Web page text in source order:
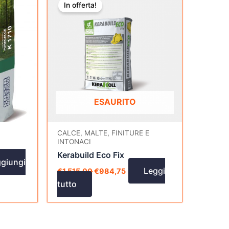
ESAURITO
In offerta!
CALCE, MALTE, FINITURE E
INTONACI
Kerabuild Eco Fix
€1.515,00
originale
era:
€1.515,00.
€984,75
è:
€984,75.
Leggi
tutto